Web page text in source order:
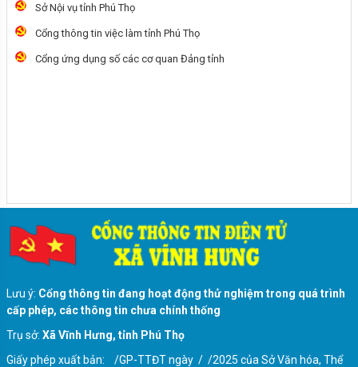
Tiêu chuẩn của ĐBQH khóa XVI và đại biểu
HĐND các cấp nhiệm kỳ 2026-2031
Sở Nội vụ tỉnh Phú Thọ
Cổng thông tin việc làm tỉnh Phú Thọ
Cổng ứng dụng số các cơ quan Đảng tỉnh
Lưu ý: Cổng thông tin đang hoạt động thử nghiệm trong quá trình
cấp phép, các thông tin chưa chính thống
Trụ sở: Xã Vĩnh Hưng, tỉnh Phú Thọ
Giấy phép xuất bản: /GP-TTĐT ngày / /2025 của Sở Văn hóa, Thể